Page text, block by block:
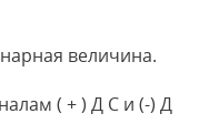
величина.
( + ) Д С и (-) Д